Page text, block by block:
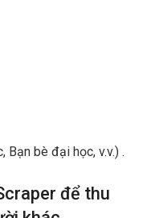
Bạn bè đại học, v.v.) .
để thu